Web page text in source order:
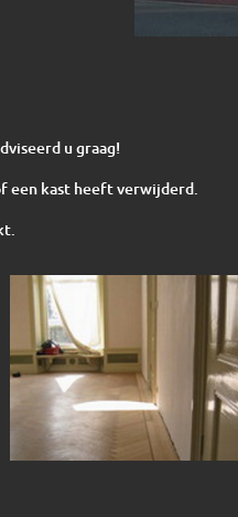
u graag!
een kast heeft verwijderd.